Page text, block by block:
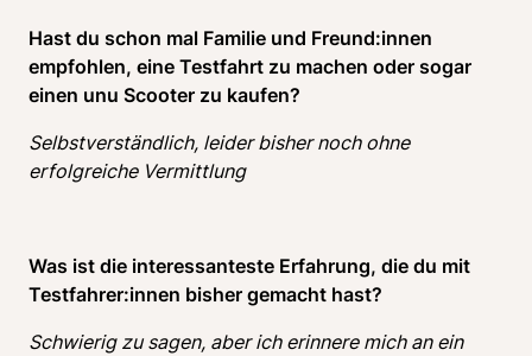
Hast du schon mal Familie und Freund:innen
empfohlen, eine Testfahrt zu machen oder sogar
einen unu Scooter zu kaufen?
Selbstverständlich, leider bisher noch ohne
erfolgreiche Vermittlung
Was ist die interessanteste Erfahrung, die du mit
Testfahrer:innen bisher gemacht hast?
Schwierig zu sagen, aber ich erinnere mich an ein